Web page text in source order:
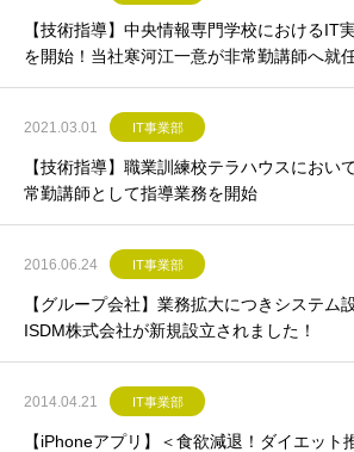
【技術指導】中央情報専門学校におけるIT
を開始！当社寒河江一意が非常勤講師へ就
2021.03.01 IT事業部
【技術指導】職業訓練校テラハウスにおい
常勤講師として指導業務を開始
2016.06.24 IT事業部
【グループ会社】業務拡大につきシステム
ISDM株式会社が新規設立されました！
2014.04.21 IT事業部
【iPhoneアプリ】＜食欲減退！ダイエット